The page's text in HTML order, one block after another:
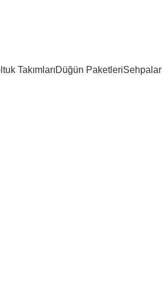
TakımlarıDüğün PaketleriSehpalar